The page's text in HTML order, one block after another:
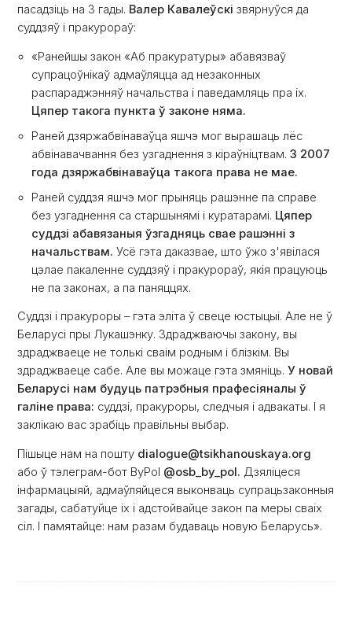
пасадзіць на 3 гады. Валер Кавалеўскі звярнуўся да
суддзяў і пракурораў:
«Ранейшы закон «Аб пракуратуры» абавязваў
супрацоўнікаў адмаўляцца ад незаконных
распараджэнняў начальства і паведамляць пра іх.
Цяпер такога пункта ў законе няма.
Раней дзяржабвінаваўца яшчэ мог вырашаць лёс
абвінавачвання без узгаднення з кіраўніцтвам.З 2007
года дзяржабвінаваўца такога права не мае.
Раней суддзя яшчэ мог прыняць рашэнне па справе
без узгаднення са старшынямі і куратарамі. Цяпер
суддзі абавязаныя ўзгадняць свае рашэнні з
начальствам.Усё гэта даказвае, што ўжо з'явілася
цэлае пакаленне суддзяў і пракурораў, якія працуюць
не па законах, а па паняццях.
Суддзі і пракуроры – гэта эліта ў свеце юстыцыі. Але не ў
Беларусі пры Лукашэнку. Здраджваючы закону, вы
здраджваеце не толькі сваім родным і блізкім. Вы
здраджваеце сабе. Але вы можаце гэта змяніць.У новай
Беларусі нам будуць патрэбныя прафесіяналы ў
галіне права: суддзі, пракуроры, следчыя і адвакаты. І я
заклікаю вас зрабіць правільны выбар.
Пішыце нам на пошту dialogue@tsikhanouskaya.org
або ў тэлеграм-бот ByPol @osb_by_pol. Дзяліцеся
інфармацыяй, адмаўляйцеся выконваць супрацьзаконныя
загады, сабатуйце іх і адстойвайце закон па меры сваіх
сіл. І памятайце: нам разам будаваць новую Беларусь».